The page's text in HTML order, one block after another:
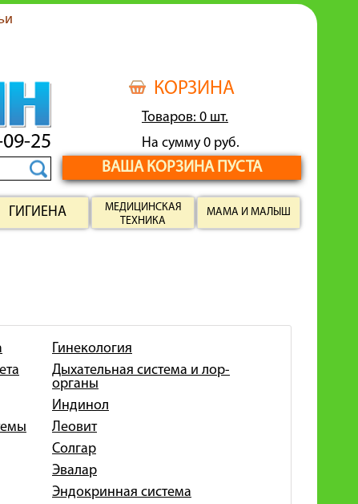
КОРЗИНА
Товаров: 0 шт.
На сумму 0 руб.
ВАША КОРЗИНА ПУСТА
25
ГИГИЕНА
МЕДИЦИНСКАЯ
ТЕХНИКА
МАМА И МАЛЫШ
Гинекология
Дыхательная система и лор-
органы
Индинол
Леовит
Солгар
Эвалар
Эндокринная система